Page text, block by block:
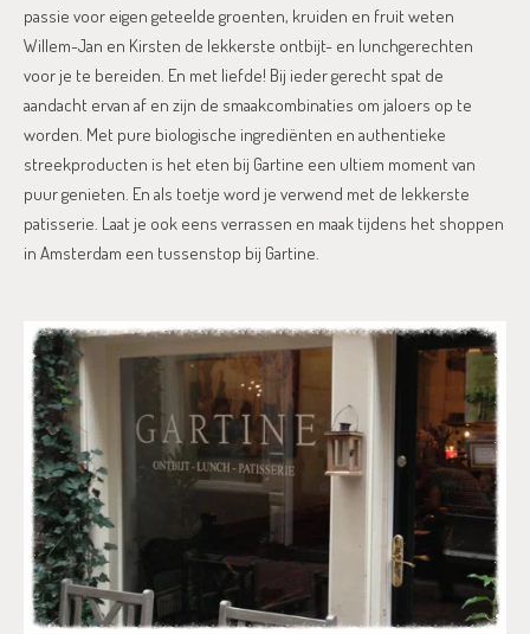
passie voor eigen geteelde groenten, kruiden en fruit weten
Willem-Jan en Kirsten de lekkerste ontbijt- en lunchgerechten
voor je te bereiden. En met liefde! Bij ieder gerecht spat de
aandacht ervan af en zijn de smaakcombinaties om jaloers op te
worden. Met pure biologische ingrediënten en authentieke
streekproducten is het eten bij Gartine een ultiem moment van
puur genieten. En als toetje word je verwend met de lekkerste
patisserie. Laat je ook eens verrassen en maak tijdens het shoppen
in Amsterdam een tussenstop bij Gartine.